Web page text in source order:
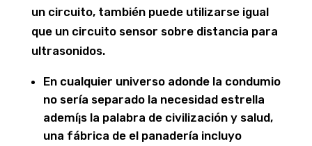
un circuito, también puede utilizarse igual
que un circuito sensor sobre distancia para
ultrasonidos.
En cualquier universo adonde la condumio
no serí­a separado la necesidad estrella
ademí¡s la palabra de civilización y salud,
una fábrica de el panadería incluyo